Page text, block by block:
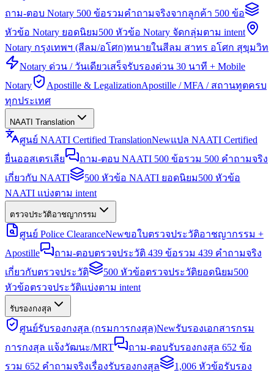
ถาม-ตอบ Notary 500 ข้อรวมคำถามจริงจากลูกค้า 500 ข้อ
หัวข้อ Notary ยอดนิยม500 หัวข้อ Notary จัดกลุ่มตาม intent
Notary กรุงเทพฯ (สีลม/อโศก)ทนายในสีลม สาทร อโศก สุขุมวิท
Notary ด่วน / วันเดียวเสร็จรับรองด่วน 30 นาที + Mobile
Notary
Apostille & LegalizationApostille / MFA / สถานทูตครบ
ทุกประเทศ
NAATI Translation
ศูนย์ NAATI Certified TranslationNewแปล NAATI Certified
ยื่นออสเตรเลีย
ถาม-ตอบ NAATI 500 ข้อรวม 500 คำถามจริง
เกี่ยวกับ NAATI
500 หัวข้อ NAATI ยอดนิยม500 หัวข้อ
NAATI แบ่งตาม intent
ตรวจประวัติอาชญากรรม
ศูนย์ Police ClearanceNewขอใบตรวจประวัติอาชญากรรม +
Apostille
ถาม-ตอบตรวจประวัติ 439 ข้อรวม 439 คำถามจริง
เกี่ยวกับตรวจประวัติ
500 หัวข้อตรวจประวัติยอดนิยม500
หัวข้อตรวจประวัติแบ่งตาม intent
รับรองกงสุล
ศูนย์รับรองกงสุล (กรมการกงสุล)Newรับรองเอกสารกรม
การกงสุล แจ้งวัฒนะ/MRT
ถาม-ตอบรับรองกงสุล 652 ข้อ
รวม 652 คำถามจริงเรื่องรับรองกงสุล
1,006 หัวข้อรับรอง